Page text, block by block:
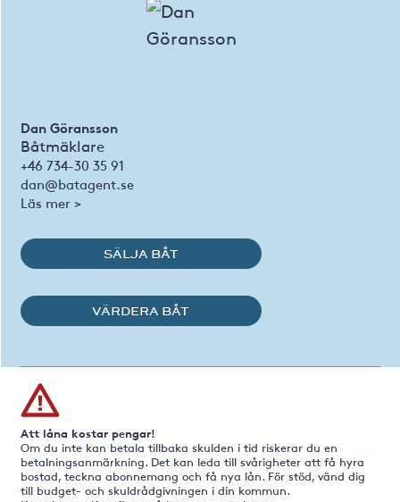
Dan Göransson
Båtmäklare
+46 734-30 35 91
dan@batagent.se
Läs mer >
SÄLJA BÅT
VÄRDERA BÅT
Att låna kostar pengar!
Om du inte kan betala tillbaka skulden i tid riskerar du en
betalningsanmärkning. Det kan leda till svårigheter att få hyra
bostad, teckna abonnemang och få nya lån. För stöd, vänd dig
till budget- och skuldrådgivningen i din kommun.